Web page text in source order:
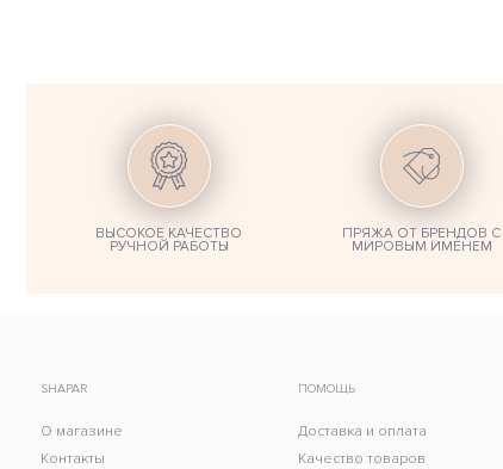
ВЫСОКОЕ КАЧЕСТВО
РУЧНОЙ РАБОТЫ
ПРЯЖА ОТ БРЕНДОВ С
МИРОВЫМ ИМЕНЕМ
SHAPAR
О магазине
Контакты
ПОМОЩЬ
Доставка и оплата
Качество товаров